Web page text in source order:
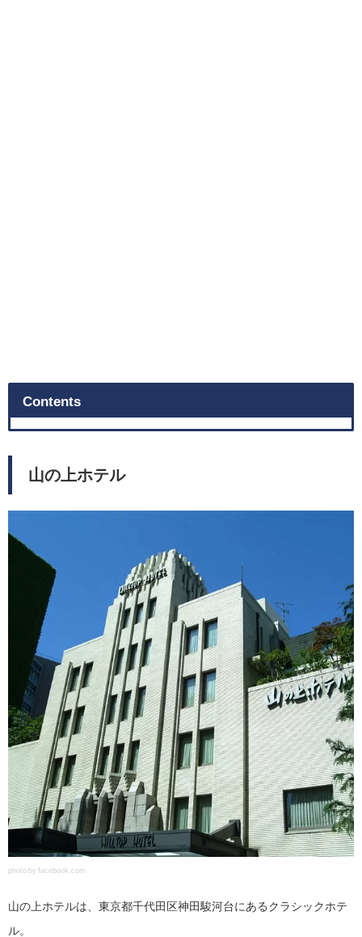
Contents
山の上ホテル
photo by facebook.com
山の上ホテルは、東京都千代田区神田駿河台にあるクラシックホテ
ル。